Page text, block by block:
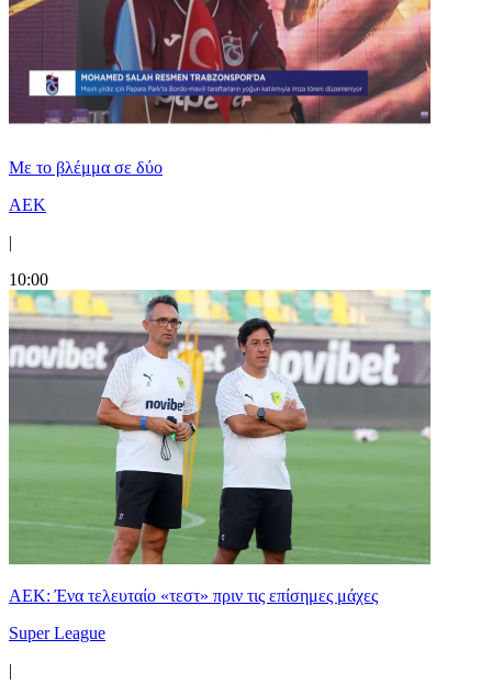
Με το βλέμμα σε δύο
ΑΕΚ
|
10:00
ΑΕΚ: Ένα τελευταίο «τεστ» πριν τις επίσημες μάχες
Super League
|